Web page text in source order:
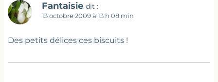
Fantaisie dit :
13 octobre 2009 à 13 h 08 min
Des petits délices ces biscuits !